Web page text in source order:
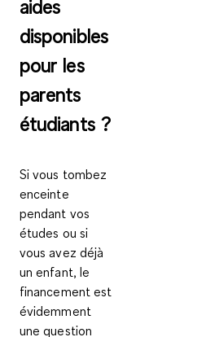
aides
disponibles
pour les
parents
étudiants ?
Si vous tombez
enceinte
pendant vos
études ou si
vous avez déjà
un enfant, le
financement est
évidemment
une question